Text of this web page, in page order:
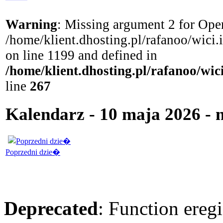
Warning: Missing argument 2 for
/home/klient.dhosting.pl/rafanoo/
on line 1199 and defined in
/home/klient.dhosting.pl/rafanoo/
line 267
Kalendarz - 10 maja 2026 -
Poprzedni dzie�
Deprecated: Function